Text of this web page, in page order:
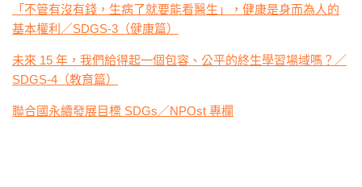
「不管有沒有錢，生病了就要能看醫生」，健康是身而為人的
基本權利／SDGS-3（健康篇）
未來 15 年，我們給得起一個包容、公平的終生學習場域嗎？／
SDGS-4（教育篇）
聯合國永續發展目標 SDGs／NPOst 專欄